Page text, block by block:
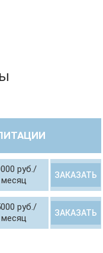
руб./
месяц
ЗАКАЗАТЬ
руб./
месяц
ЗАКАЗАТЬ